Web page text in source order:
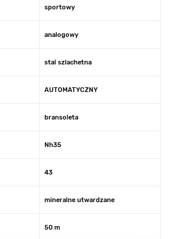
sportowy
analogowy
stal szlachetna
AUTOMATYCZNY
bransoleta
Nh35
43
mineralne utwardzane
50 m